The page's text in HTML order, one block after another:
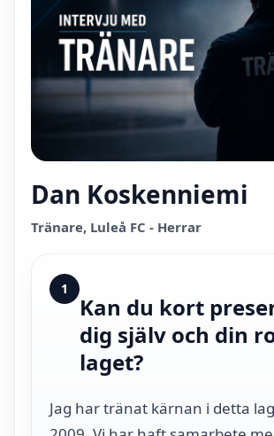
Dan Koskenniemi
Tränare, Luleå FC - Herrar
1
Kan du kort
dig själv och din
laget?
Jag har tränat kärnan i detta